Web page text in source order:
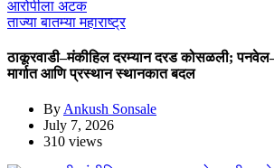
ताज्या बातम्यामहाराष्ट्र
ठाकूरवाडी–मंकीहिल दरम्यान दरड कोसळली;
मार्गात आणि प्रस्थान स्थानकात बदल
By Ankush Sonsale
July 7, 2026
310 views